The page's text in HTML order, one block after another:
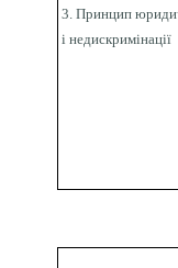
3. Принцип
і недискримінації